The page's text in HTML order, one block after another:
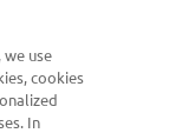
we use
cookies
In